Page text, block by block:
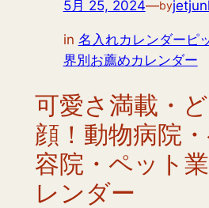
5月 25, 2024—by
in 名入れカレンダーピ
界別お薦めカレンダー
可愛さ満載・
顔！動物病院
容院・ペット
レンダー